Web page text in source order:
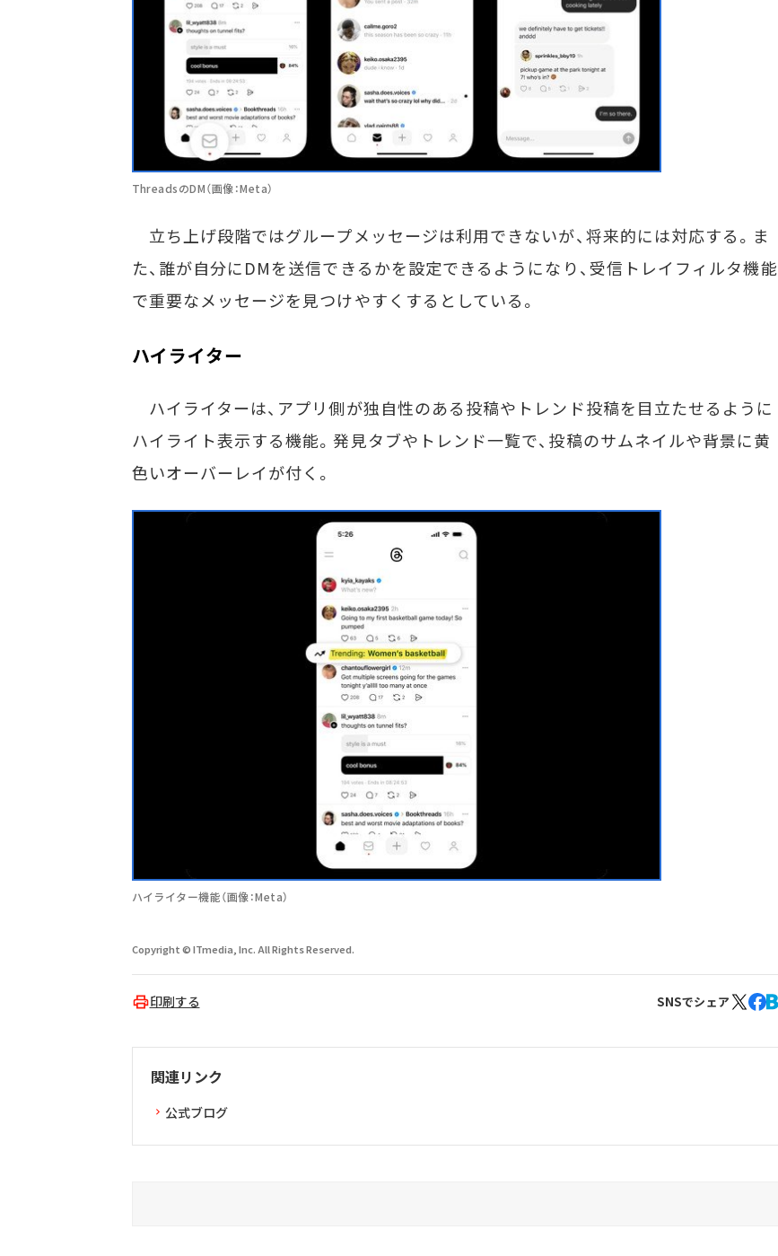
ThreadsのDM（画像：Meta）
立ち上げ段階ではグループメッセージは利用できないが、将来的には対応する。ま
た、誰が自分にDMを送信できるかを設定できるようになり、受信トレイフィルタ機能
で重要なメッセージを見つけやすくするとしている。
ハイライター
ハイライターは、アプリ側が独自性のある投稿やトレンド投稿を目立たせるように
ハイライト表示する機能。発見タブやトレンド一覧で、投稿のサムネイルや背景に黄
色いオーバーレイが付く。
ハイライター機能（画像：Meta）
Copyright © ITmedia, Inc. All Rights Reserved.
印刷する SNSでシェア
関連リンク
公式ブログ